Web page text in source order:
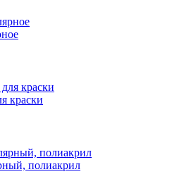
краски
полиакрил